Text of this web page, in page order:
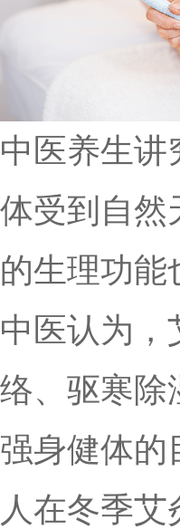
中医养生讲
体受到自然
的生理功能
中医认为，
络、驱寒除
强身健体的
人在冬季